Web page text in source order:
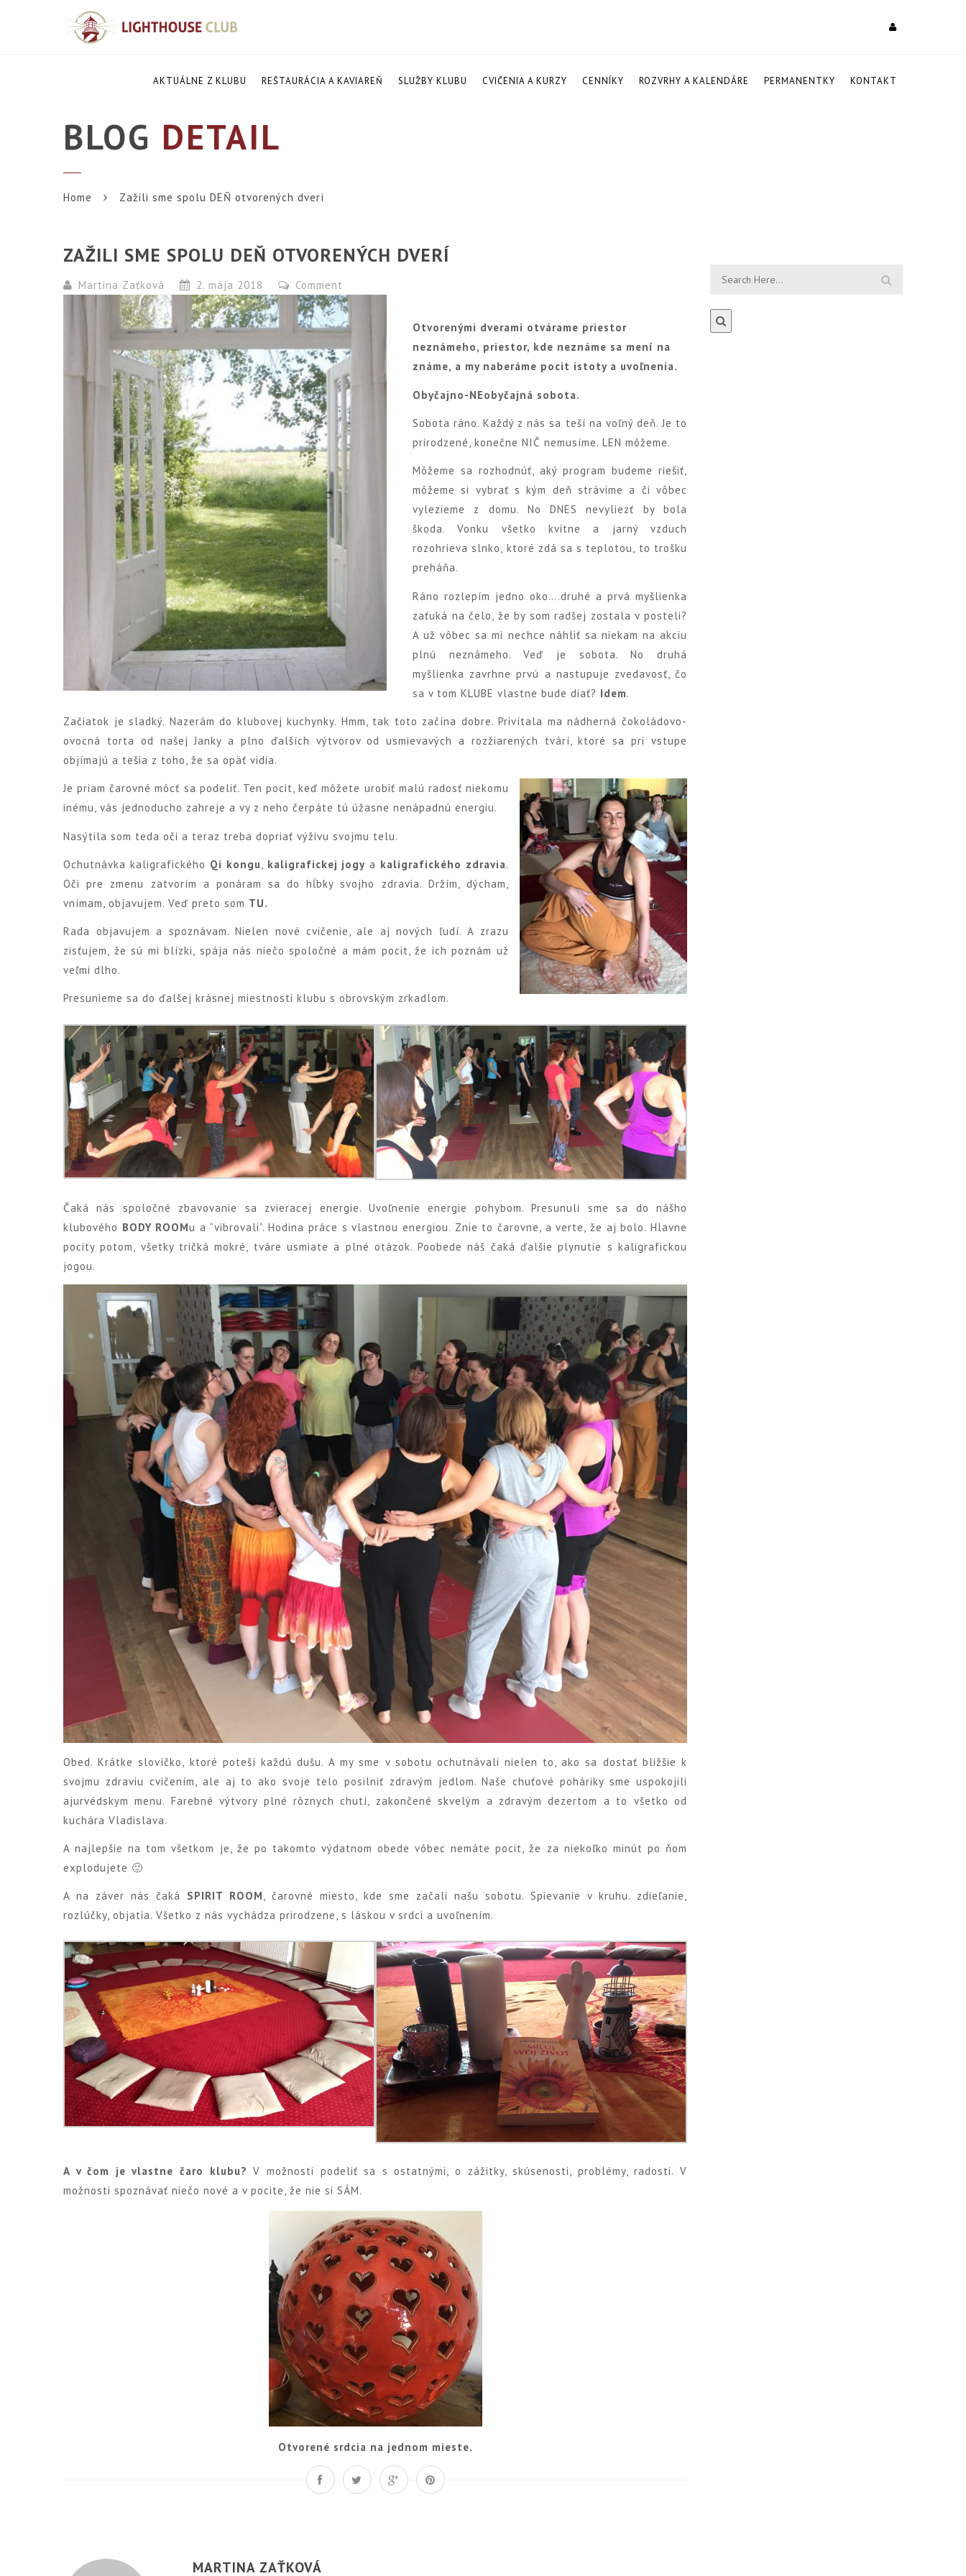
AKTUÁLNE Z KLUBU REŠTAURÁCIA A KAVIAREŇ SLUŽBY KLUBU CVIČENIA A KURZY CENNÍKY ROZVRHY A KALENDÁRE PERMANENTKY KONTAKT
BLOG DETAIL
Home Zažili sme spolu DEŇ otvorených dverí
ZAŽILI SME SPOLU DEŇ OTVORENÝCH DVERÍ
Martina Zaťková 2. mája 2018 Comment
Otvorenými dverami otvárame priestor
neznámeho, priestor, kde neznáme sa mení na
známe, a my naberáme pocit istoty a uvoľnenia.
Obyčajno-NEobyčajná sobota.
Sobota ráno. Každý z nás sa teší na voľný deň. Je to
prirodzené, konečne NIČ nemusíme. LEN môžeme.
Môžeme sa rozhodnúť, aký program budeme riešiť,
môžeme si vybrať s kým deň strávime a či vôbec
vylezieme z domu. No DNES nevyliezť by bola
škoda. Vonku všetko kvitne a jarný vzduch
rozohrieva slnko, ktoré zdá sa s teplotou, to trošku
preháňa.
Ráno rozlepím jedno oko….druhé a prvá myšlienka
zaťuká na čelo, že by som radšej zostala v posteli?
A už vôbec sa mi nechce náhliť sa niekam na akciu
plnú neznámeho. Veď je sobota. No druhá
myšlienka zavrhne prvú a nastupuje zvedavosť, čo
sa v tom KLUBE vlastne bude diať? Idem.
Začiatok je sladký. Nazerám do klubovej kuchynky. Hmm, tak toto začína dobre. Privítala ma nádherná čokoládovo-
ovocná torta od našej Janky a plno ďalších výtvorov od usmievavých a rozžiarených tvárí, ktoré sa pri vstupe
objímajú a tešia z toho, že sa opäť vidia.
Je priam čarovné môcť sa podeliť. Ten pocit, keď môžete urobiť malú radosť niekomu
inému, vás jednoducho zahreje a vy z neho čerpáte tú úžasne nenápadnú energiu.
Nasýtila som teda oči a teraz treba dopriať výživu svojmu telu.
Ochutnávka kaligrafického Qi kongu, kaligrafickej jogy a kaligrafického zdravia.
Oči pre zmenu zatvorím a ponáram sa do hĺbky svojho zdravia. Držím, dýcham,
vnímam, objavujem. Veď preto som TU.
Rada objavujem a spoznávam. Nielen nové cvičenie, ale aj nových ľudí. A zrazu
zisťujem, že sú mi blízki, spája nás niečo spoločné a mám pocit, že ich poznám už
veľmi dlho.
Presunieme sa do ďalšej krásnej miestnosti klubu s obrovským zrkadlom.
Čaká nás spoločné zbavovanie sa zvieracej energie. Uvoľnenie energie pohybom. Presunuli sme sa do nášho
klubového BODY ROOMu a “vibrovali”. Hodina práce s vlastnou energiou. Znie to čarovne, a verte, že aj bolo. Hlavne
pocity potom, všetky tričká mokré, tváre usmiate a plné otázok. Poobede náš čaká ďalšie plynutie s kaligrafickou
jogou.
Obed. Krátke slovíčko, ktoré poteší každú dušu. A my sme v sobotu ochutnávali nielen to, ako sa dostať bližšie k
svojmu zdraviu cvičením, ale aj to ako svoje telo posilniť zdravým jedlom. Naše chuťové poháriky sme uspokojili
ajurvédskym menu. Farebné výtvory plné rôznych chutí, zakončené skvelým a zdravým dezertom a to všetko od
kuchára Vladislava.
A najlepšie na tom všetkom je, že po takomto výdatnom obede vôbec nemáte pocit, že za niekoľko minút po ňom
explodujete 🙂
A na záver nás čaká SPIRIT ROOM, čarovné miesto, kde sme začali našu sobotu. Spievanie v kruhu. zdieľanie,
rozlúčky, objatia. Všetko z nás vychádza prirodzene, s láskou v srdci a uvoľnením.
A v čom je vlastne čaro klubu? V možnosti podeliť sa s ostatnými, o zážitky, skúsenosti, problémy, radosti. V
možnosti spoznávať niečo nové a v pocite, že nie si SÁM.
Otvorené srdcia na jednom mieste.
MARTINA ZAŤKOVÁ